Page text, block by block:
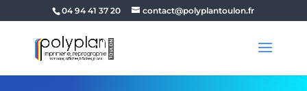
04 94 41 37 20 contact@polyplantoulon.fr